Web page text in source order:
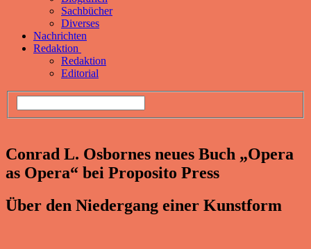
Sachbücher
Diverses
Nachrichten
Redaktion
Redaktion
Editorial
Conrad L. Osbornes neues Buch „Opera
as Opera“ bei Proposito Press
Über den Niedergang einer Kunstform